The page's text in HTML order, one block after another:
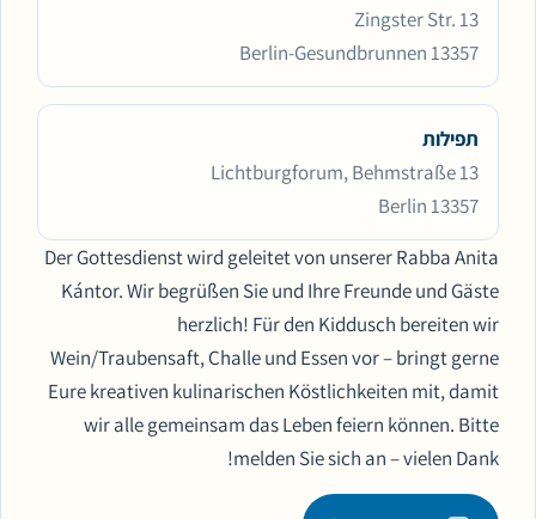
Zingster Str. 13
13357 Berlin-Gesundbrunnen
תפילות
Lichtburgforum, Behmstraße 13
13357 Berlin
Der Gottesdienst wird geleitet von unserer Rabba Anita
Kántor. Wir begrüßen Sie und Ihre Freunde und Gäste
herzlich! Für den Kiddusch bereiten wir
Wein/Traubensaft, Challe und Essen vor – bringt gerne
Eure kreativen kulinarischen Köstlichkeiten mit, damit
wir alle gemeinsam das Leben feiern können. Bitte
melden Sie sich an – vielen Dank!